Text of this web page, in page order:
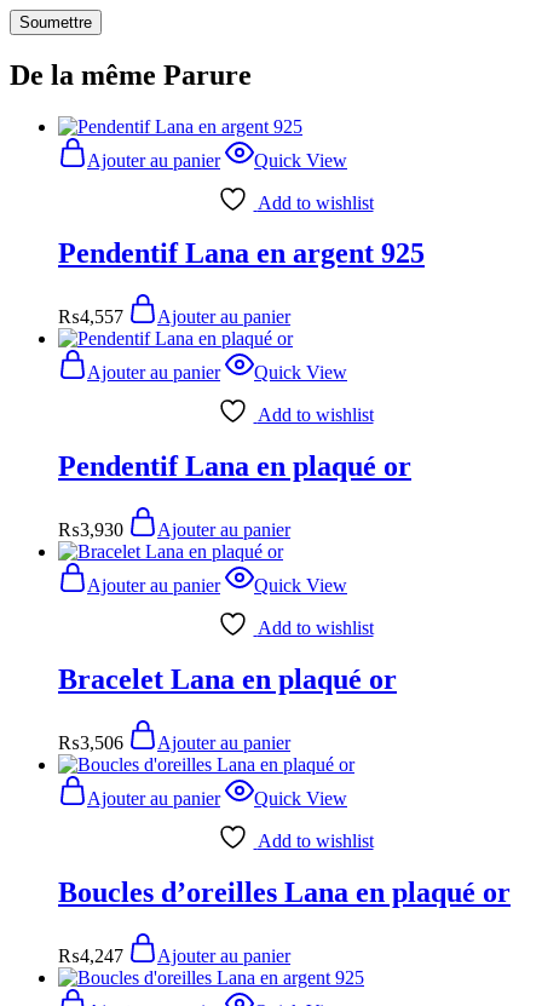
De la même Parure
Ajouter au panier Quick View
Add to wishlist
Pendentif Lana en argent 925
₨4,557 Ajouter au panier
Ajouter au panier Quick View
Add to wishlist
Pendentif Lana en plaqué or
₨3,930 Ajouter au panier
Ajouter au panier Quick View
Add to wishlist
Bracelet Lana en plaqué or
₨3,506 Ajouter au panier
Ajouter au panier Quick View
Add to wishlist
Boucles d’oreilles Lana en plaqué or
₨4,247 Ajouter au panier